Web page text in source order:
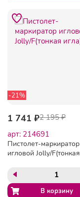
-21%
1 741 ₽2 195 ₽
арт: 214691
Пистолет-маркиратор
игловой Jolly/F(тонкая